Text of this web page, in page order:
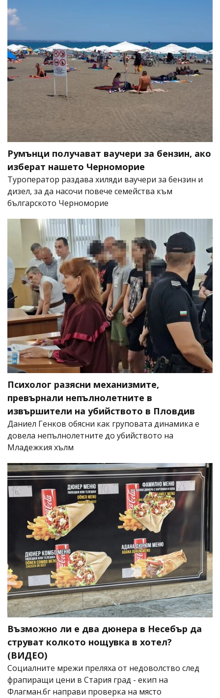
Румънци получават ваучери за бензин, ако
изберат нашето Черноморие
Туроператор раздава хиляди ваучери за бензин и
дизел, за да насочи повече семейства към
българското Черноморие
Психолог разясни механизмите,
превърнали непълнолетните в
извършители на убийството в Пловдив
Даниел Генков обясни как груповата динамика е
довела непълнолетните до убийството на
Младежкия хълм
Възможно ли е два дюнера в Несебър да
струват колкото нощувка в хотел?
(ВИДЕО)
Социалните мрежи преляха от недоволство след
фрапиращи цени в Стария град - екип на
Флагман.бг направи проверка на място